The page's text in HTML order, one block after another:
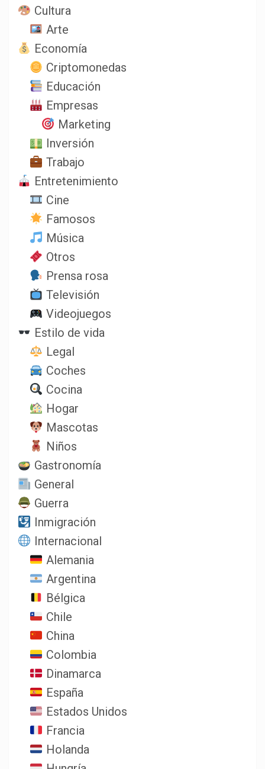
Cultura
Arte
Economía
Criptomonedas
Educación
Empresas
Marketing
Inversión
Trabajo
Entretenimiento
Cine
Famosos
Música
Otros
Prensa rosa
Televisión
Videojuegos
Estilo de vida
Legal
Coches
Cocina
Hogar
Mascotas
Niños
Gastronomía
General
Guerra
Inmigración
Internacional
Alemania
Argentina
Bélgica
Chile
China
Colombia
Dinamarca
España
Estados Unidos
Francia
Holanda